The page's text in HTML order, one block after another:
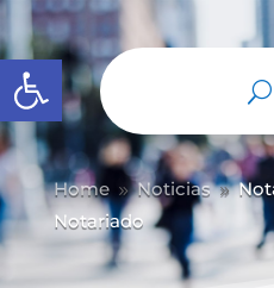
Abrir barra de herramientas
Home 9 Noticias 9
Notariado